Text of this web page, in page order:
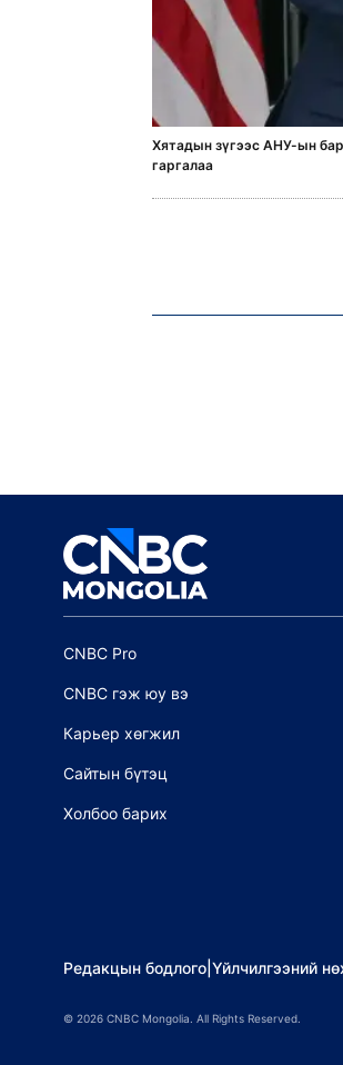
Хятадын зүгээс АНУ-ын
гаргалаа
CNBC Pro
CNBC гэж юу вэ
Карьер хөгжил
Сайтын бүтэц
Холбоо барих
Редакцын бодлого Үйлчилгээний
© 2026 CNBC Mongolia. All Rights Reserved.